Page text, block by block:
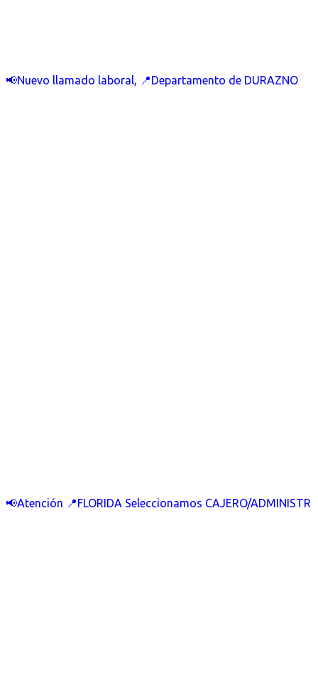
📢Nuevo llamado laboral, 📍Departamento de DURAZNO
📢Atención 📍FLORIDA Seleccionamos CAJERO/ADMINISTR